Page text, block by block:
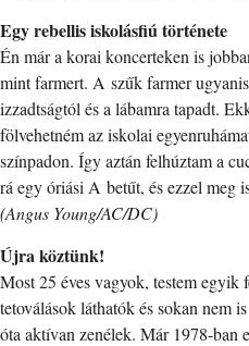
Egy rebellis iskolásfiú története
Én már a korai koncerteken is
mint farmert. A szűk farmer
izzadtságtól és a lábamra tapadt.
fölvehetném az iskolai
színpadon. Így aztán felhúztam a
rá egy óriási A betűt, és ezzel meg
(Angus Young/AC/DC)
Újra köztünk!
Most 25 éves vagyok, testem egyik
tetoválások láthatók és sokan nem
óta aktívan zenélek. Már 1978-ban